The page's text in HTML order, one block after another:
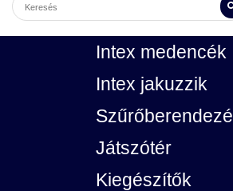
Intex medencék
Intex jakuzzik
Játszótér
Kiegészítők